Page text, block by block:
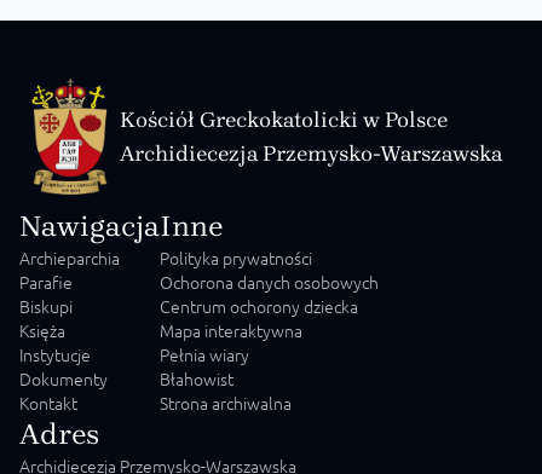
Kościół Greckokatolicki w Polsce
Archidiecezja Przemysko-Warszawska
Nawigacja
Archieparchia
Parafie
Biskupi
Księża
Instytucje
Dokumenty
Kontakt
Inne
Polityka prywatności
Ochorona danych osobowych
Centrum ochorony dziecka
Mapa interaktywna
Pełnia wiary
Błahowist
Strona archiwalna
Adres
Archidiecezja Przemysko-Warszawska